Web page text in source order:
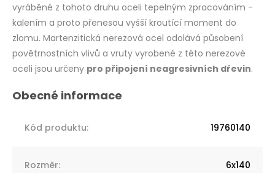
vyráběné z tohoto druhu oceli tepelným zpracováním -
kalením a proto přenesou vyšší kroutící moment do
zlomu. Martenzitická nerezová ocel odolává působení
povětrnostních vlivů a vruty vyrobené z této nerezové
oceli jsou určeny pro připojení neagresivních dřevin.
Kód produktu: 19760140
Rozměr: 6x140